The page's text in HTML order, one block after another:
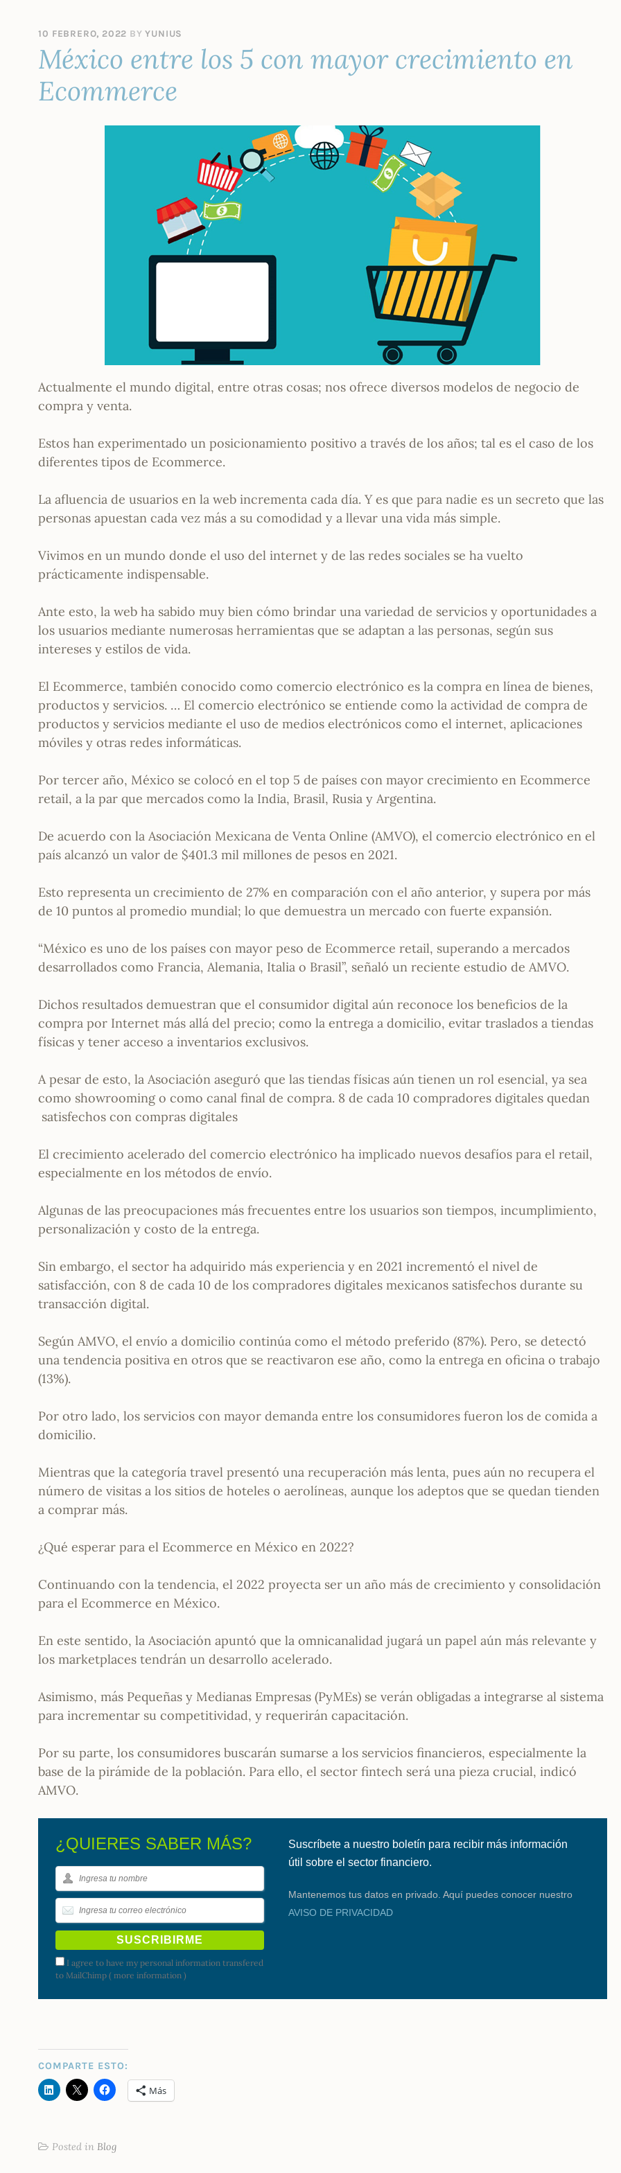
10 FEBRERO, 2022 BYYUNIUS
México entre los 5 con mayor crecimiento en
Ecommerce
Actualmente el mundo digital, entre otras cosas; nos ofrece diversos modelos de negocio de
compra y venta.
Estos han experimentado un posicionamiento positivo a través de los años; tal es el caso de los
diferentes tipos de Ecommerce.
La afluencia de usuarios en la web incrementa cada día. Y es que para nadie es un secreto que las
personas apuestan cada vez más a su comodidad y a llevar una vida más simple.
Vivimos en un mundo donde el uso del internet y de las redes sociales se ha vuelto
prácticamente indispensable.
Ante esto, la web ha sabido muy bien cómo brindar una variedad de servicios y oportunidades a
los usuarios mediante numerosas herramientas que se adaptan a las personas, según sus
intereses y estilos de vida.
El Ecommerce, también conocido como comercio electrónico es la compra en línea de bienes,
productos y servicios. … El comercio electrónico se entiende como la actividad de compra de
productos y servicios mediante el uso de medios electrónicos como el internet, aplicaciones
móviles y otras redes informáticas.
Por tercer año, México se colocó en el top 5 de países con mayor crecimiento en Ecommerce
retail, a la par que mercados como la India, Brasil, Rusia y Argentina.
De acuerdo con la Asociación Mexicana de Venta Online (AMVO), el comercio electrónico en el
país alcanzó un valor de $401.3 mil millones de pesos en 2021.
Esto representa un crecimiento de 27% en comparación con el año anterior, y supera por más
de 10 puntos al promedio mundial; lo que demuestra un mercado con fuerte expansión.
“México es uno de los países con mayor peso de Ecommerce retail, superando a mercados
desarrollados como Francia, Alemania, Italia o Brasil”, señaló un reciente estudio de AMVO.
Dichos resultados demuestran que el consumidor digital aún reconoce los beneficios de la
compra por Internet más allá del precio; como la entrega a domicilio, evitar traslados a tiendas
físicas y tener acceso a inventarios exclusivos.
A pesar de esto, la Asociación aseguró que las tiendas físicas aún tienen un rol esencial, ya sea
como showrooming o como canal final de compra. 8 de cada 10 compradores digitales quedan
satisfechos con compras digitales
El crecimiento acelerado del comercio electrónico ha implicado nuevos desafíos para el retail,
especialmente en los métodos de envío.
Algunas de las preocupaciones más frecuentes entre los usuarios son tiempos, incumplimiento,
personalización y costo de la entrega.
Sin embargo, el sector ha adquirido más experiencia y en 2021 incrementó el nivel de
satisfacción, con 8 de cada 10 de los compradores digitales mexicanos satisfechos durante su
transacción digital.
Según AMVO, el envío a domicilio continúa como el método preferido (87%). Pero, se detectó
una tendencia positiva en otros que se reactivaron ese año, como la entrega en oficina o trabajo
(13%).
Por otro lado, los servicios con mayor demanda entre los consumidores fueron los de comida a
domicilio.
Mientras que la categoría travel presentó una recuperación más lenta, pues aún no recupera el
número de visitas a los sitios de hoteles o aerolíneas, aunque los adeptos que se quedan tienden
a comprar más.
¿Qué esperar para el Ecommerce en México en 2022?
Continuando con la tendencia, el 2022 proyecta ser un año más de crecimiento y consolidación
para el Ecommerce en México.
En este sentido, la Asociación apuntó que la omnicanalidad jugará un papel aún más relevante y
los marketplaces tendrán un desarrollo acelerado.
Asimismo, más Pequeñas y Medianas Empresas (PyMEs) se verán obligadas a integrarse al sistema
para incrementar su competitividad, y requerirán capacitación.
Por su parte, los consumidores buscarán sumarse a los servicios financieros, especialmente la
base de la pirámide de la población. Para ello, el sector fintech será una pieza crucial, indicó
AMVO.
¿QUIERES SABER MÁS?
I agree to have my personal information transfered
to MailChimp ( more information)
Suscríbete a nuestro boletín para recibir más información
útil sobre el sector financiero.
Mantenemos tus datos en privado. Aquí puedes conocer nuestro
AVISO DE PRIVACIDAD
COMPARTE ESTO:
Más
Posted in Blog